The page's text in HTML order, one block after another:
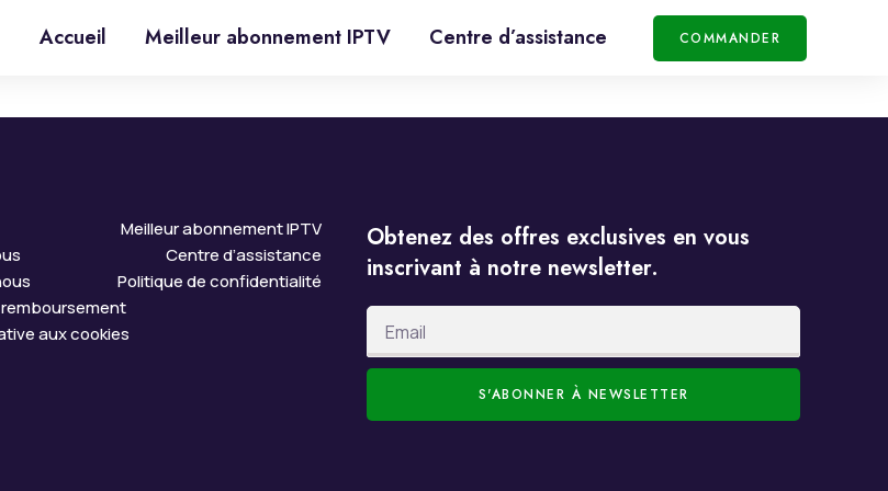
Accueil Meilleur abonnement IPTV Centre d’assistance COMMANDER
Meilleur abonnement IPTV
Centre d’assistance
Politique de confidentialité
aux cookies
Obtenez des offres exclusives en vous
inscrivant à notre newsletter.
S'ABONNER À NEWSLETTER